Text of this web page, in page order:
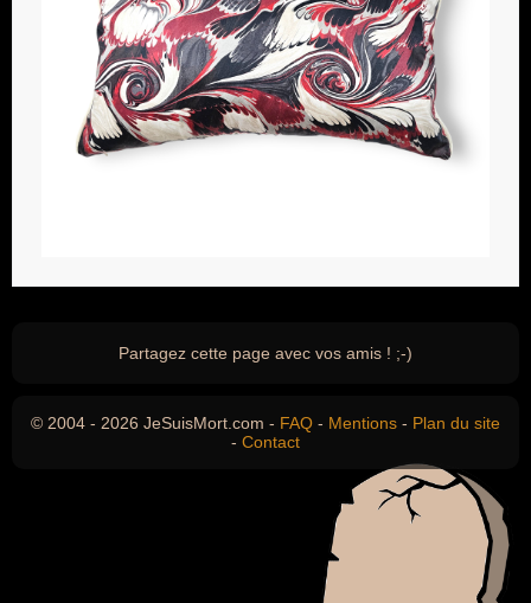
Partagez cette page avec vos amis ! ;-)
© 2004 - 2026 JeSuisMort.com - FAQ - Mentions - Plan du site
- Contact